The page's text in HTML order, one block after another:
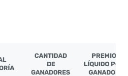
CANTIDAD
DE
GANADORES
PREMIO
LÍQUIDO POR
GANADOR